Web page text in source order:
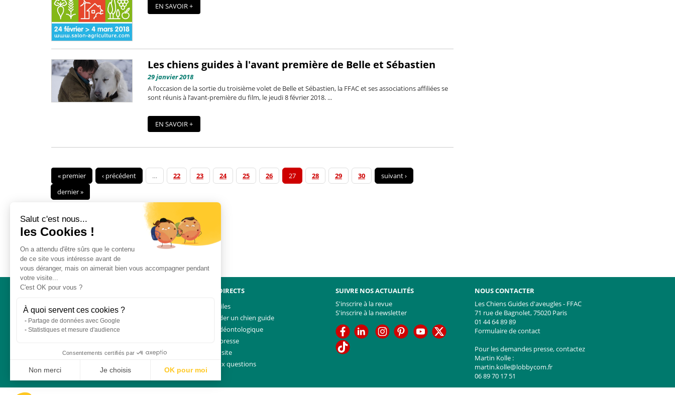
EN SAVOIR +
Les chiens guides à l'avant première de Belle et Sébastien
29 janvier 2018
A l’occasion de la sortie du troisième volet de Belle et Sébastien, la FFAC et ses associations affiliées se
sont réunis à l’avant-première du film, le jeudi 8 février 2018. ...
EN SAVOIR +
« premier ‹ précédent … 22 23 24 25 26 27 28 29 30
suivant ›
dernier »
NAVIGATION
Un mouvement uni
ACCÈS DIRECTS
Liens utiles
Demander un chien guide
Charte déontologique
Espace presse
Plan du site
Foire aux questions
SUIVRE NOS ACTUALITÉS
S'inscrire à la revue
S'inscrire à la newsletter
FacebookLinkedinFacebook YoutubeTwitter
TikTok
NOUS CONTACTER
Les Chiens Guides d'aveugles - FFAC
71 rue de Bagnolet, 75020 Paris
01 44 64 89 89
Formulaire de contact
Pour les demandes presse, contactez
Martin Kolle :
martin.kolle@lobbycom.fr
06 89 70 17 51
Salut c'est nous...
les Cookies !
On a attendu d'être sûrs que le contenu
de ce site vous intéresse avant de
vous déranger, mais on aimerait bien vous accompagner pendant
votre visite...
C'est OK pour vous ?
À quoi servent ces cookies ?
Partage de données avec Google
Statistiques et mesure d'audience
Consentements certifiés par
Non merci Je choisis OK pour moi
Axeptio consent